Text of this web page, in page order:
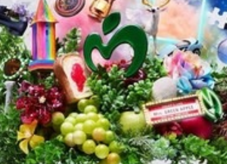
양
한
오
디
오
콘
텐
츠
를
들
어
보
세
요.